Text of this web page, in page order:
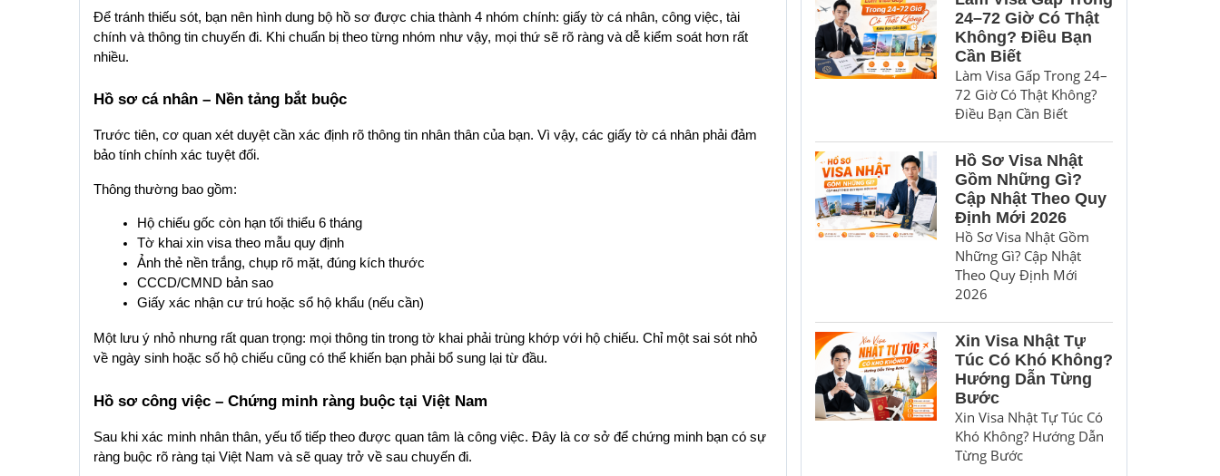
Để tránh thiếu sót, bạn nên hình dung bộ hồ sơ được chia thành 4 nhóm chính: giấy tờ cá nhân, công việc, tài
chính và thông tin chuyến đi. Khi chuẩn bị theo từng nhóm như vậy, mọi thứ sẽ rõ ràng và dễ kiểm soát hơn rất
nhiều.
Hồ sơ cá nhân – Nền tảng bắt buộc
Trước tiên, cơ quan xét duyệt cần xác định rõ thông tin nhân thân của bạn. Vì vậy, các giấy tờ cá nhân phải đảm
bảo tính chính xác tuyệt đối.
Thông thường bao gồm:
Hộ chiếu gốc còn hạn tối thiểu 6 tháng
Tờ khai xin visa theo mẫu quy định
Ảnh thẻ nền trắng, chụp rõ mặt, đúng kích thước
CCCD/CMND bản sao
Giấy xác nhận cư trú hoặc sổ hộ khẩu (nếu cần)
Một lưu ý nhỏ nhưng rất quan trọng: mọi thông tin trong tờ khai phải trùng khớp với hộ chiếu. Chỉ một sai sót nhỏ
về ngày sinh hoặc số hộ chiếu cũng có thể khiến bạn phải bổ sung lại từ đầu.
Hồ sơ công việc – Chứng minh ràng buộc tại Việt Nam
Sau khi xác minh nhân thân, yếu tố tiếp theo được quan tâm là công việc. Đây là cơ sở để chứng minh bạn có sự
ràng buộc rõ ràng tại Việt Nam và sẽ quay trở về sau chuyến đi.
24–72 Giờ Có Thật
Không? Điều Bạn
Cần Biết
Làm Visa Gấp Trong 24–
72 Giờ Có Thật Không?
Điều Bạn Cần Biết
Hồ Sơ Visa Nhật
Gồm Những Gì?
Cập Nhật Theo Quy
Định Mới 2026
Hồ Sơ Visa Nhật Gồm
Những Gì? Cập Nhật
Theo Quy Định Mới
2026
Xin Visa Nhật Tự
Túc Có Khó Không?
Hướng Dẫn Từng
Bước
Xin Visa Nhật Tự Túc Có
Khó Không? Hướng Dẫn
Từng Bước